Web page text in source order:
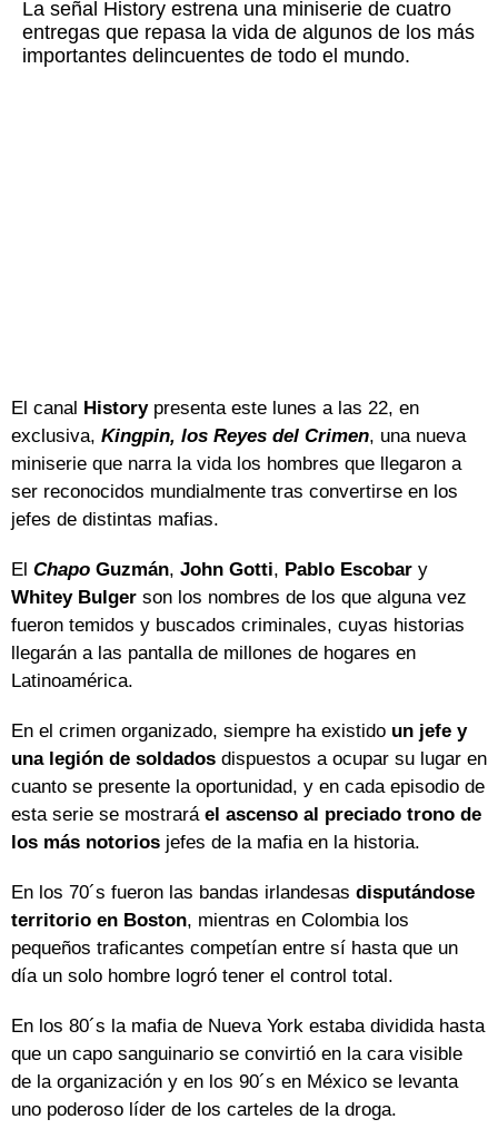
La señal History estrena una miniserie de cuatro
entregas que repasa la vida de algunos de los más
importantes delincuentes de todo el mundo.
El canal Historypresenta este lunes a las 22, en
exclusiva, Kingpin, los Reyes del Crimen, una nueva
miniserie que narra la vida los hombres que llegaron a
ser reconocidos mundialmente tras convertirse en los
jefes de distintas mafias.
El Chapo Guzmán, John Gotti, Pablo Escobar y
Whitey Bulger son los nombres de los que alguna vez
fueron temidos y buscados criminales, cuyas historias
llegarán a las pantalla de millones de hogares en
Latinoamérica.
En el crimen organizado, siempre ha existido un jefe y
una legión de soldados dispuestos a ocupar su lugar en
cuanto se presente la oportunidad, y en cada episodio de
esta serie se mostrará el ascenso al preciado trono de
los más notorios jefes de la mafia en la historia.
En los 70´s fueron las bandas irlandesas disputándose
territorio en Boston, mientras en Colombia los
pequeños traficantes competían entre sí hasta que un
día un solo hombre logró tener el control total.
En los 80´s la mafia de Nueva York estaba dividida hasta
que un capo sanguinario se convirtió en la cara visible
de la organización y en los 90´s en México se levanta
uno poderoso líder de los carteles de la droga.